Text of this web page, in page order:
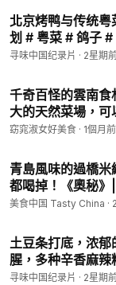
北京烤鸭与传统
划 # 粤菜 # 鸽子
寻味中国纪录片 · 2星期
千奇百怪的雲南
大的天然菜場，
知！這些四季不重
窈窕淑女好美食 · 1個月前
青島風味的過橋
都喝掉！《奧秘
美食中国 Tasty China ·
土豆条打底，浓
腥，多种辛香麻辣
层酥脆，各路食材
寻味中国纪录片 · 2星期